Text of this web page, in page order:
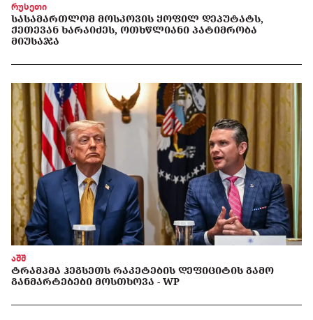
რუსეთი
ᲡᲐᲡᲐᲛᲐᲠᲗᲚᲝᲛ ᲛᲝᲡᲙᲝᲕᲘᲡ ᲧᲝᲤᲘᲚ ᲓᲔᲞᲣᲢᲐᲢᲡ,
ᲥᲔᲗᲔᲕᲐᲜ ᲮᲐᲠᲐᲘᲫᲔᲡ, ᲝᲗᲮᲬᲚᲘᲐᲜᲘ ᲞᲐᲢᲘᲛᲠᲝᲑᲐ
ᲛᲘᲣᲡᲐᲯᲐ
აშშ
ᲢᲠᲐᲛᲞᲛᲐ ᲰᲔᲒᲡᲔᲗᲡ ᲠᲐᲙᲔᲢᲔᲑᲘᲡ ᲓᲔᲤᲘᲪᲘᲢᲘᲡ ᲒᲐᲛᲝ
ᲒᲐᲜᲛᲐᲠᲢᲔᲑᲔᲑᲘ ᲛᲝᲡᲗᲮᲝᲕᲐ - WP